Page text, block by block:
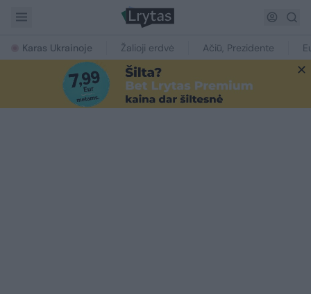
Karas Ukrainoje Žalioji erdvė Ačiū, Prezidente